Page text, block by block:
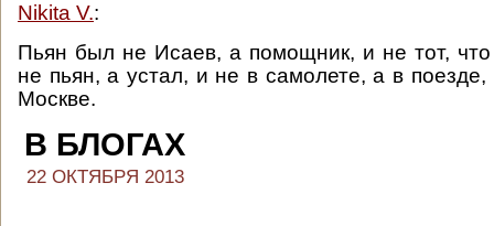
Nikita V.:
Пьян был не Исаев, а помощник, и не тот, что
не пьян, а устал, и не в самолете, а в
Москве.
В БЛОГАХ
22 ОКТЯБРЯ 2013